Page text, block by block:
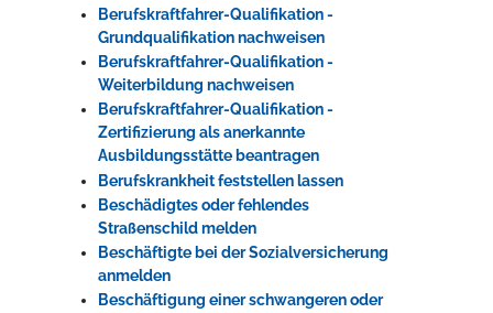
Berufskraftfahrer-Qualifikation -
Grundqualifikation nachweisen
Berufskraftfahrer-Qualifikation -
Weiterbildung nachweisen
Berufskraftfahrer-Qualifikation -
Zertifizierung als anerkannte
Ausbildungsstätte beantragen
Berufskrankheit feststellen lassen
Beschädigtes oder fehlendes
Straßenschild melden
Beschäftigte bei der Sozialversicherung
anmelden
Beschäftigung einer schwangeren oder